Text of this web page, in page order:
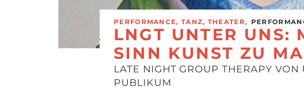
PERFORMANCE, TANZ, THEATER,
LNGT UNTER UNS:
SINN KUNST ZU
LATE NIGHT GROUP THERAPY
PUBLIKUM